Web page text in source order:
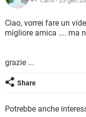
INSTAGRAM
TIKTOK
INSTAGRAM
HARDWARE
COVID-19
INTRATTENIMENTO
INSTAGRAM
Ciao, vorrei fare un
migliore amica .... ma
grazie ...
Share
Potrebbe anche